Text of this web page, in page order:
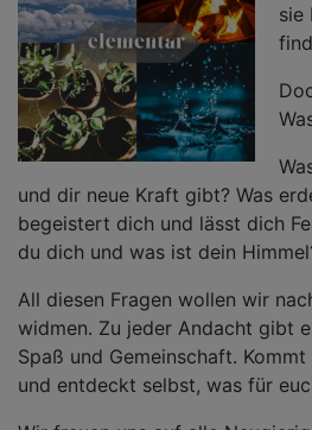
sie
und dir neue Kraft gibt? Was
begeistert dich und lässt dich
du dich und was ist dein
All diesen Fragen wollen wir
widmen. Zu jeder Andacht gibt
Spaß und Gemeinschaft.
und entdeckt selbst, was für